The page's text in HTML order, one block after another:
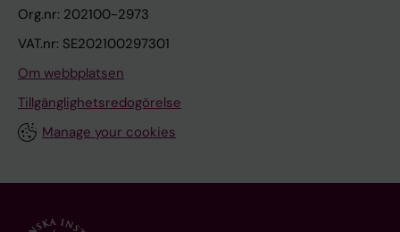
Org.nr: 202100-2973
VAT.nr: SE202100297301
Om webbplatsen
Tillgänglighetsredogörelse
Manage your cookies